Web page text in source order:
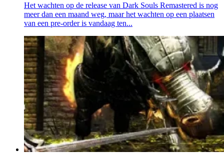
Het wachten op de release van Dark Souls Remastered is nog
meer dan een maand weg, maar het wachten op een plaatsen
van een pre-order is vandaag ten...